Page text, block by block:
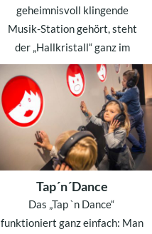
geheimnisvoll klingende
Musik-Station gehört, steht
der „Hallkristall“ ganz im
TOCCARION.
WEITERLESEN
Tap´n´Dance
Das „Tap `n Dance“
funktioniert ganz einfach: Man